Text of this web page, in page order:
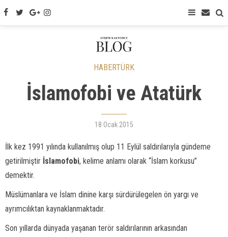
HABERTÜRK
İslamofobi ve Atatürk
18 Ocak 2015
İlk kez 1991 yılında kullanılmış olup 11 Eylül saldırılarıyla gündeme
getirilmiştir İslamofobi, kelime anlamı olarak “İslam korkusu”
demektir.
Müslümanlara ve İslam dinine karşı sürdürülegelen ön yargı ve
ayrımcılıktan kaynaklanmaktadır.
Son yıllarda dünyada yaşanan terör saldırılarının arkasından